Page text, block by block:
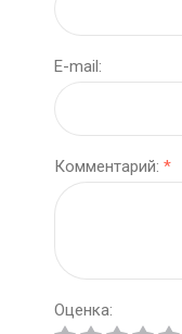
E-mail:
Комментарий: *
Оценка: